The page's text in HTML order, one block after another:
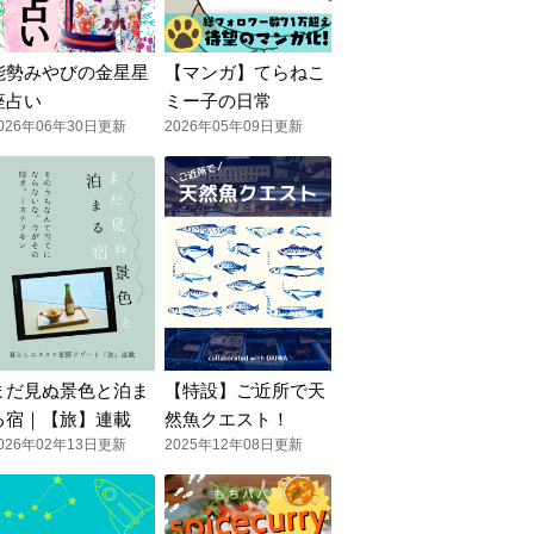
勢みやびの金星星
占い
年06年30日更新
【マンガ】てらねこ
ミー子の日常
2026年05年09日更新
だ見ぬ景色と泊ま
宿｜【旅】連載
年02年13日更新
【特設】ご近所で天
然魚クエスト！
2025年12年08日更新